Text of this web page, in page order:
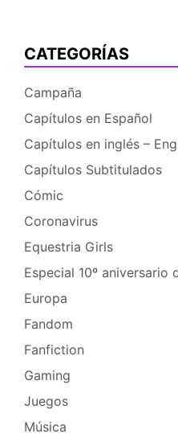
CATEGORÍAS
Campaña
Capítulos en Español
Capítulos en inglés –
Capítulos Subtitulados
Cómic
Coronavirus
Equestria Girls
Especial 10º aniversario
Europa
Fandom
Fanfiction
Gaming
Juegos
Música